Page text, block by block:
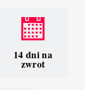
14 dni na
zwrot